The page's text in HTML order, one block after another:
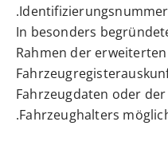
Identifizierungsnummer
In besonders
Rahmen der erweiterten
Fahrzeugdaten oder
Fahrzeughalters